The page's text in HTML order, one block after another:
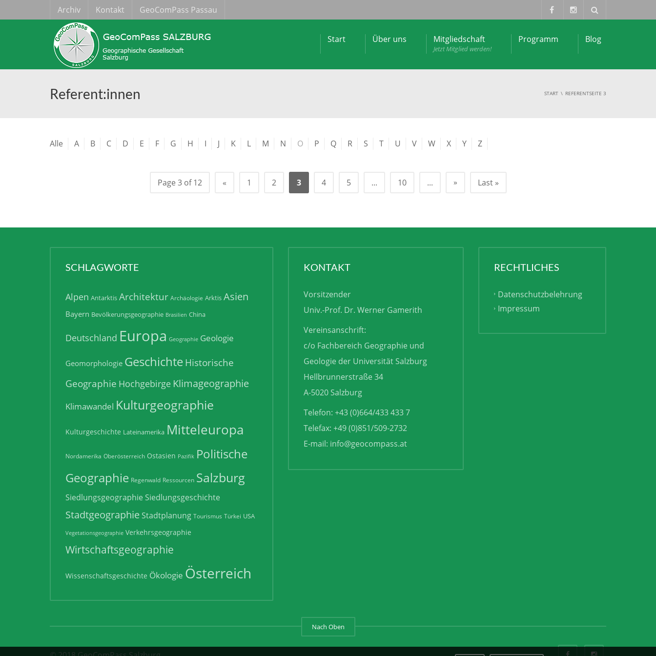
Archiv Kontakt GeoComPass Passau
Start Über uns Mitgliedschaft
Jetzt Mitglied werden!
Programm Blog
Referent:innen START REFERENTSEITE 3
Alle A B C D E F G H I J K L M N O P Q R S T U V W X Y Z
Page 3 of 12 « 1 2 3 4 5 ... 10 ... » Last »
SCHLAGWORTE
Alpen Antarktis Architektur Archäologie Arktis Asien
Bayern Bevölkerungsgeographie Brasilien China
Deutschland Europa Geographie Geologie
Geomorphologie GeschichteHistorische
Geographie Hochgebirge Klimageographie
Klimawandel Kulturgeographie
Kulturgeschichte Lateinamerika Mitteleuropa
Nordamerika Oberösterreich Ostasien Pazifik Politische
Geographie Regenwald Ressourcen Salzburg
Siedlungsgeographie Siedlungsgeschichte
Stadtgeographie Stadtplanung Tourismus Türkei USA
Vegetationsgeographie Verkehrsgeographie
Wirtschaftsgeographie
Wissenschaftsgeschichte Ökologie Österreich
KONTAKT
Vorsitzender
Univ.-Prof. Dr. Werner Gamerith
Vereinsanschrift:
c/o Fachbereich Geographie und
Geologie der Universität Salzburg
Hellbrunnerstraße 34
A-5020 Salzburg
Telefon: +43 (0)664/433 433 7
Telefax: +49 (0)851/509-2732
E-mail: info@geocompass.at
RECHTLICHES
Datenschutzbelehrung
Impressum
Nach Oben